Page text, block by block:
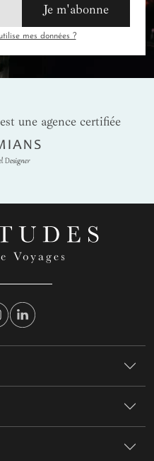
Je m'abonne
mes données ?
est une agence certifiée